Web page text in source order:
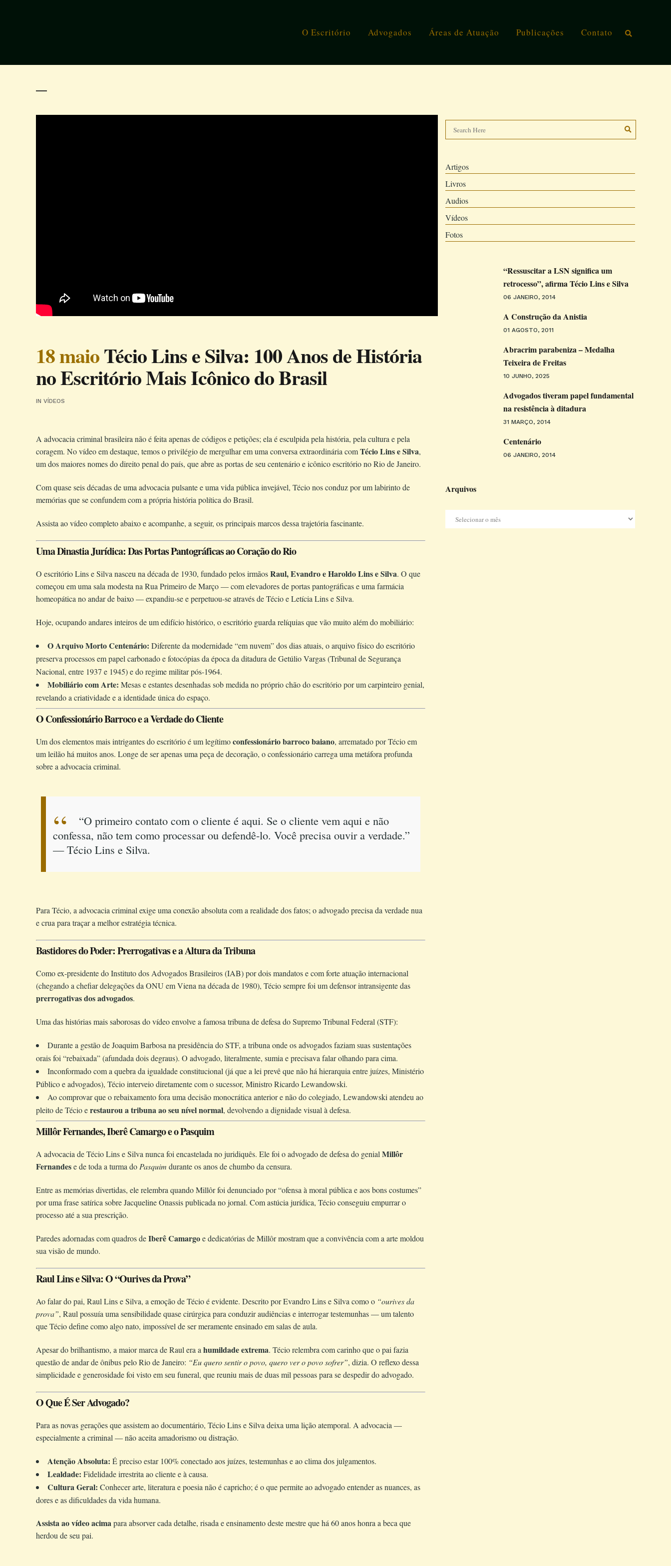
O Escritório Advogados Áreas de Atuação Publicações Contato
18 maioTécio Lins e Silva: 100 Anos de História
no Escritório Mais Icônico do Brasil
IN VÍDEOS
A advocacia criminal brasileira não é feita apenas de códigos e petições; ela é esculpida pela história, pela cultura e pela
coragem. No vídeo em destaque, temos o privilégio de mergulhar em uma conversa extraordinária comTécio Lins e Silva,
um dos maiores nomes do direito penal do país, que abre as portas de seu centenário e icônico escritório no Rio de Janeiro.
Com quase seis décadas de uma advocacia pulsante e uma vida pública invejável, Técio nos conduz por um labirinto de
memórias que se confundem com a própria história política do Brasil.
Assista ao vídeo completo abaixo e acompanhe, a seguir, os principais marcos dessa trajetória fascinante.
Uma Dinastia Jurídica: Das Portas Pantográficas ao Coração do Rio
O escritório Lins e Silva nasceu na década de 1930, fundado pelos irmãosRaul, Evandro e Haroldo Lins e Silva. O que
começou em uma sala modesta na Rua Primeiro de Março — com elevadores de portas pantográficas e uma farmácia
homeopática no andar de baixo — expandiu-se e perpetuou-se através de Técio e Letícia Lins e Silva.
Hoje, ocupando andares inteiros de um edifício histórico, o escritório guarda relíquias que vão muito além do mobiliário:
O Arquivo Morto Centenário: Diferente da modernidade “em nuvem” dos dias atuais, o arquivo físico do escritório
preserva processos em papel carbonado e fotocópias da época da ditadura de Getúlio Vargas (Tribunal de Segurança
Nacional, entre 1937 e 1945) e do regime militar pós-1964.
Mobiliário com Arte: Mesas e estantes desenhadas sob medida no próprio chão do escritório por um carpinteiro genial,
revelando a criatividade e a identidade única do espaço.
O Confessionário Barroco e a Verdade do Cliente
Um dos elementos mais intrigantes do escritório é um legítimoconfessionário barroco baiano, arrematado por Técio em
um leilão há muitos anos. Longe de ser apenas uma peça de decoração, o confessionário carrega uma metáfora profunda
sobre a advocacia criminal.
“O primeiro contato com o cliente é aqui. Se o cliente vem aqui e não
confessa, não tem como processar ou defendê-lo. Você precisa ouvir a verdade.”
— Técio Lins e Silva.
Para Técio, a advocacia criminal exige uma conexão absoluta com a realidade dos fatos; o advogado precisa da verdade nua
e crua para traçar a melhor estratégia técnica.
Bastidores do Poder: Prerrogativas e a Altura da Tribuna
Como ex-presidente do Instituto dos Advogados Brasileiros (IAB) por dois mandatos e com forte atuação internacional
(chegando a chefiar delegações da ONU em Viena na década de 1980), Técio sempre foi um defensor intransigente das
prerrogativas dos advogados.
Uma das histórias mais saborosas do vídeo envolve a famosa tribuna de defesa do Supremo Tribunal Federal (STF):
Durante a gestão de Joaquim Barbosa na presidência do STF, a tribuna onde os advogados faziam suas sustentações
orais foi “rebaixada” (afundada dois degraus). O advogado, literalmente, sumia e precisava falar olhando para cima.
Inconformado com a quebra da igualdade constitucional (já que a lei prevê que não há hierarquia entre juízes, Ministério
Público e advogados), Técio interveio diretamente com o sucessor, Ministro Ricardo Lewandowski.
Ao comprovar que o rebaixamento fora uma decisão monocrática anterior e não do colegiado, Lewandowski atendeu ao
pleito de Técio erestaurou a tribuna ao seu nível normal, devolvendo a dignidade visual à defesa.
Millôr Fernandes, Iberê Camargo e o Pasquim
A advocacia de Técio Lins e Silva nunca foi encastelada no juridiquês. Ele foi o advogado de defesa do genial Millôr
Fernandese de toda a turma do Pasquim durante os anos de chumbo da censura.
Entre as memórias divertidas, ele relembra quando Millôr foi denunciado por “ofensa à moral pública e aos bons costumes”
por uma frase satírica sobre Jacqueline Onassis publicada no jornal. Com astúcia jurídica, Técio conseguiu empurrar o
processo até a sua prescrição.
Paredes adornadas com quadros deIberê Camargoe dedicatórias de Millôr mostram que a convivência com a arte moldou
sua visão de mundo.
Raul Lins e Silva: O “Ourives da Prova”
Ao falar do pai, Raul Lins e Silva, a emoção de Técio é evidente. Descrito por Evandro Lins e Silva como o “ourives da
prova”, Raul possuía uma sensibilidade quase cirúrgica para conduzir audiências e interrogar testemunhas — um talento
que Técio define como algo nato, impossível de ser meramente ensinado em salas de aula.
Apesar do brilhantismo, a maior marca de Raul era a humildade extrema. Técio relembra com carinho que o pai fazia
questão de andar de ônibus pelo Rio de Janeiro: “Eu quero sentir o povo, quero ver o povo sofrer”, dizia. O reflexo dessa
simplicidade e generosidade foi visto em seu funeral, que reuniu mais de duas mil pessoas para se despedir do advogado.
O Que É Ser Advogado?
Para as novas gerações que assistem ao documentário, Técio Lins e Silva deixa uma lição atemporal. A advocacia —
especialmente a criminal — não aceita amadorismo ou distração.
Atenção Absoluta: É preciso estar 100% conectado aos juízes, testemunhas e ao clima dos julgamentos.
Lealdade: Fidelidade irrestrita ao cliente e à causa.
Cultura Geral: Conhecer arte, literatura e poesia não é capricho; é o que permite ao advogado entender as nuances, as
dores e as dificuldades da vida humana.
Assista ao vídeo acimapara absorver cada detalhe, risada e ensinamento deste mestre que há 60 anos honra a beca que
herdou de seu pai.
Artigos
Livros
Audios
Vídeos
Fotos
“Ressuscitar a LSN significa um
retrocesso”, afirma Técio Lins e Silva
06 JANEIRO, 2014
A Construção da Anistia
01 AGOSTO, 2011
Abracrim parabeniza – Medalha
Teixeira de Freitas
10 JUNHO, 2025
Advogados tiveram papel fundamental
na resistência à ditadura
31 MARÇO, 2014
Centenário
06 JANEIRO, 2014
Arquivos
Arquivos